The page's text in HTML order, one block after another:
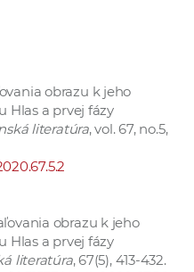
obrazu k jeho
Hlas a prvej fázy
literatúra, vol. 67, no.5,
obrazu k jeho
Hlas a prvej fázy
literatúra, 67(5), 413-432.